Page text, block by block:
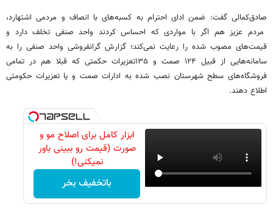
صادق‌کمالی گفت: ضمن ادای احترام به کسبه‌های با انصاف و مردمی اشتهارد،
مردم عزیز هم اگر با مواردی که احساس کردند واحد صنفی تخلف دارد و
قیمت‌های مصوب شده را رعایت نمی‌کند؛ گزارش گرانفروشی واحد صنفی را به
سامانه‌هایی از قبیل ۱۲۴ صمت و ۱۳۵تعزیرات حکمتی که قبلا هم در تمامی
فروشگاه‌های سطح شهرستان نصب شده به ادارات صمت و یا تعزیرات حکومتی
اطلاع دهند.
ابزار کامل برای اصلاح مو و
صورت (قیمت رو ببینی باور
نمیکنی!)
باتخفیف بخر